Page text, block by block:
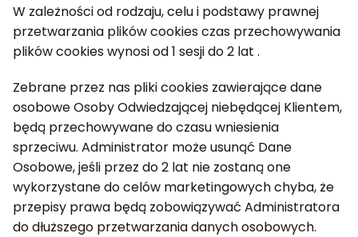
W zależności od rodzaju, celu i podstawy prawnej
przetwarzania plików cookies czas przechowywania
plików cookies wynosi od 1 sesji do 2 lat .
Zebrane przez nas pliki cookies zawierające dane
osobowe Osoby Odwiedzającej niebędącej Klientem,
będą przechowywane do czasu wniesienia
sprzeciwu. Administrator może usunąć Dane
Osobowe, jeśli przez do 2 lat nie zostaną one
wykorzystane do celów marketingowych chyba, że
przepisy prawa będą zobowiązywać Administratora
do dłuższego przetwarzania danych osobowych.